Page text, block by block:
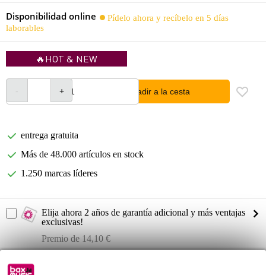
Disponibilidad online
Pídelo ahora y recíbelo en 5 días
laborables
🔥HOT & NEW
añadir a la cesta
entrega gratuita
Más de 48.000 artículos en stock
1.250 marcas líderes
Elija ahora 2 años de garantía adicional y más ventajas
exclusivas!
Premio de 14,10 €
Información del producto